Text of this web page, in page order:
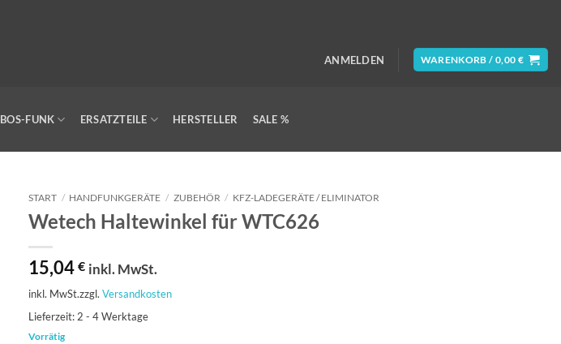
ANMELDEN WARENKORB / 0,00 €
BOS-FUNK ERSATZTEILE HERSTELLER SALE %
START / HANDFUNKGERÄTE / ZUBEHÖR / KFZ-LADEGERÄT​​E / ELIMINATOR
Wetech Haltewinkel für WTC626
15,04 € inkl. MwSt.
inkl. MwSt.zzgl. Versandkosten
Lieferzeit: 2 - 4 Werktage
Vorrätig